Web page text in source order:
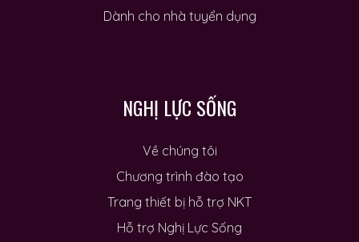
Dành cho nhà tuyển dụng
NGHỊ LỰC SỐNG
Về chúng tôi
Chương trình đào tạo
Trang thiết bị hỗ trợ NKT
Hỗ trợ Nghị Lực Sống